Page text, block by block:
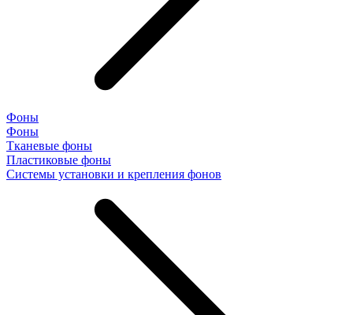
Фоны
Фоны
Тканевые фоны
Пластиковые фоны
Системы установки и крепления фонов